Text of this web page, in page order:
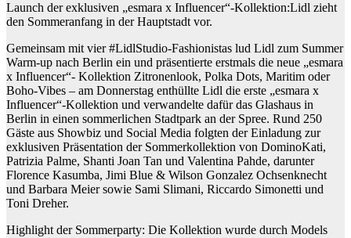
Launch der exklusiven „esmara x Influencer“-Kollektion:Lidl zieht
den Sommeranfang in der Hauptstadt vor.
Gemeinsam mit vier #LidlStudio-Fashionistas lud Lidl zum Summer
Warm-up nach Berlin ein und präsentierte erstmals die neue „esmara
x Influencer“- Kollektion Zitronenlook, Polka Dots, Maritim oder
Boho-Vibes – am Donnerstag enthüllte Lidl die erste „esmara x
Influencer“-Kollektion und verwandelte dafür das Glashaus in
Berlin in einen sommerlichen Stadtpark an der Spree. Rund 250
Gäste aus Showbiz und Social Media folgten der Einladung zur
exklusiven Präsentation der Sommerkollektion von DominoKati,
Patrizia Palme, Shanti Joan Tan und Valentina Pahde, darunter
Florence Kasumba, Jimi Blue & Wilson Gonzalez Ochsenknecht
und Barbara Meier sowie Sami Slimani, Riccardo Simonetti und
Toni Dreher.
Highlight der Sommerparty: Die Kollektion wurde durch Models